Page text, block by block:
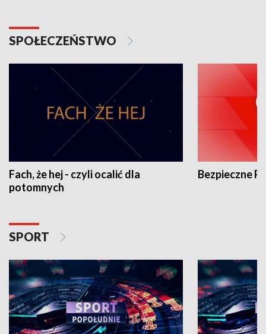
SPOŁECZEŃSTWO
Fach, że hej - czyli ocalić dla
potomnych
Bezpieczne
SPORT